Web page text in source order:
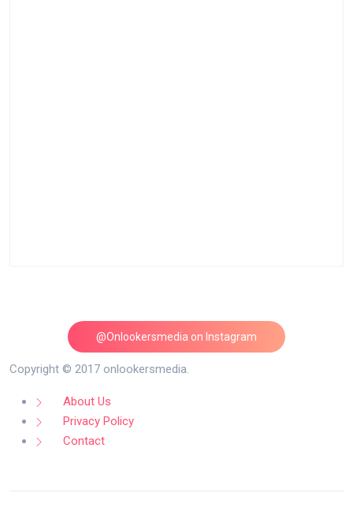
@Onlookersmedia on Instagram
Follow on Instagram
Copyright © 2017 onlookersmedia.
About Us
Privacy Policy
Contact